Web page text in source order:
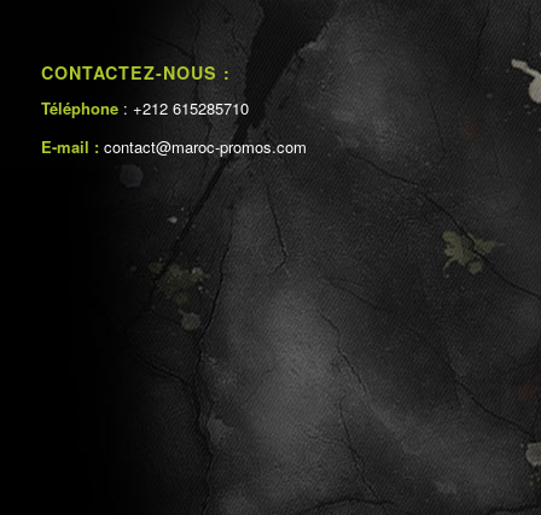
CONTACTEZ-NOUS :
Téléphone : +212 615285710
E-mail : contact@maroc-promos.com